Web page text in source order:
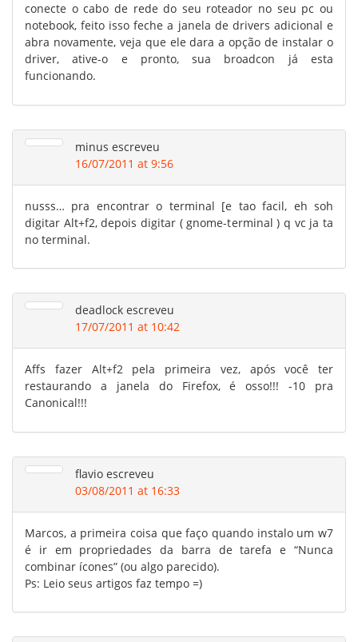
conecte o cabo de rede do seu roteador no seu pc ou
notebook, feito isso feche a janela de drivers adicional e
abra novamente, veja que ele dara a opção de instalar o
driver, ative-o e pronto, sua broadcon já esta
funcionando.
minus escreveu
16/07/2011 at 9:56
nusss… pra encontrar o terminal [e tao facil, eh soh
digitar Alt+f2, depois digitar ( gnome-terminal ) q vc ja ta
no terminal.
deadlock escreveu
17/07/2011 at 10:42
Affs fazer Alt+f2 pela primeira vez, após você ter
restaurando a janela do Firefox, é osso!!! -10 pra
Canonical!!!
flavio escreveu
03/08/2011 at 16:33
Marcos, a primeira coisa que faço quando instalo um w7
é ir em propriedades da barra de tarefa e “Nunca
combinar ícones” (ou algo parecido).
Ps: Leio seus artigos faz tempo =)